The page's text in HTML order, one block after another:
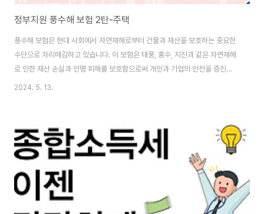
정부지원 풍수해 보험 2탄-주택
풍수해 보험은 현대 사회에서 자연재해로부터 건물과 재산을 보호하는 중요한
수단으로 자리매김하고 있습니다. 이 보험은 태풍, 홍수, 지진과 같은 자연재해
로 인한 재산 손실과 인명 피해를 보호함으로써 개인과 기업의 안전을 증진합
니다. 이번 글에서는 풍수해 보험의 개념, 이점, 가입 방법 등에 대해 자세히 살
재산을 보호합니다. 이 보험은 손실 발생 시 금전적 보상을 제공하여 재건 비용
을 충당하고 손해를 최소화합니다. 또한, 풍수해 보험은 재해로 인한 인명 피해
에 대한 보상도 제공하여 생명을 지킵니다. 이를 통해 개인과 기업은 자연재해
에 대비하여 안전을 확보할..
2024. 5. 13.